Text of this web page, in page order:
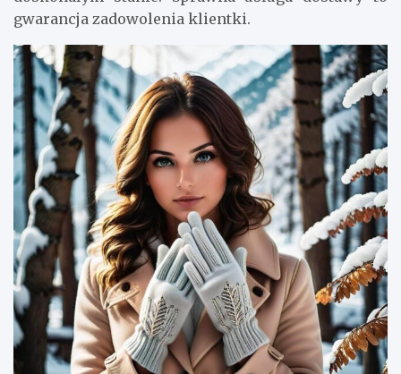
gwarancja zadowolenia klientki.